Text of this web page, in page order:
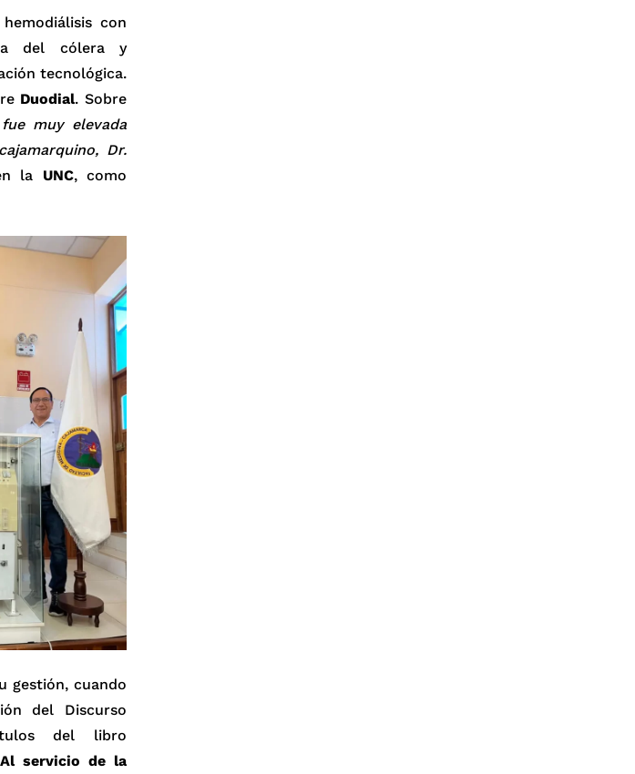
con
del cólera y
tecnológica.
Duodial. Sobre
muy elevada
Dr.
la UNC, como
gestión, cuando
del Discurso
del libro
Al servicio de la